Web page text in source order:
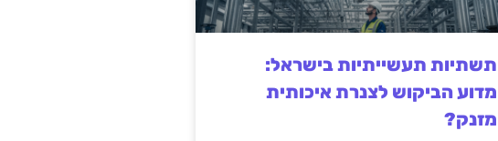
תשתיות תעשייתיות בישראל:
מדוע הביקוש לצנרת איכותית
מזנק?